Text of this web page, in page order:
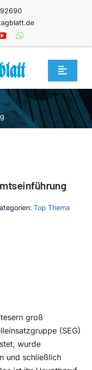
Toggle
Top Thema
groß
(SEG)
wurde
und schließlich